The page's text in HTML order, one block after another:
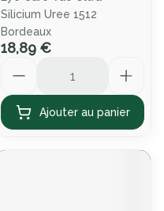
Silicium Uree 1512
Bordeaux
18,89 €
Ajouter au panier